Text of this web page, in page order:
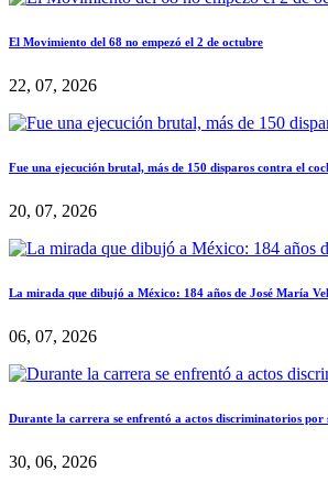
El Movimiento del 68 no empezó el 2 de octubre
22, 07, 2026
Fue una ejecución brutal, más de 150 disparos contra el
20, 07, 2026
La mirada que dibujó a México: 184 años de José María
06, 07, 2026
Durante la carrera se enfrentó a actos discriminatorios por
30, 06, 2026